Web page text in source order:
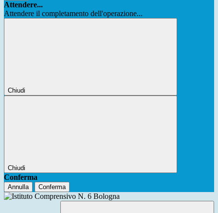
Attendere...
Attendere il completamento dell'operazione...
Chiudi
Chiudi
Conferma
Annulla Conferma